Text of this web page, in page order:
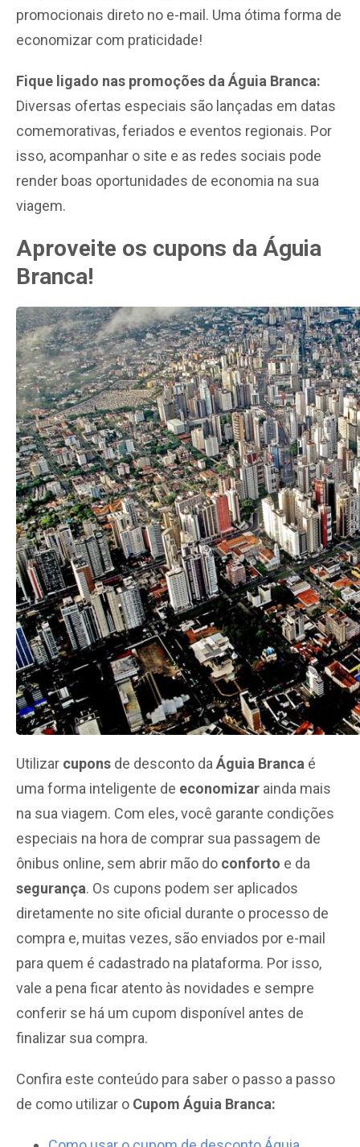
promocionais direto no e-mail. Uma ótima forma de
economizar com praticidade!
Fique ligado nas promoções da Águia Branca:
Diversas ofertas especiais são lançadas em datas
comemorativas, feriados e eventos regionais. Por
isso, acompanhar o site e as redes sociais pode
render boas oportunidades de economia na sua
viagem.
Aproveite os cupons da Águia
Branca!
Utilizar cupons de desconto daÁguia Branca é
uma forma inteligente de economizar ainda mais
na sua viagem. Com eles, você garante condições
especiais na hora de comprar sua passagem de
ônibus online, sem abrir mão do conforto e da
segurança. Os cupons podem ser aplicados
diretamente no site oficial durante o processo de
compra e, muitas vezes, são enviados por e-mail
para quem é cadastrado na plataforma. Por isso,
vale a pena ficar atento às novidades e sempre
conferir se há um cupom disponível antes de
finalizar sua compra.
Confira este conteúdo para saber o passo a passo
de como utilizar o Cupom Águia Branca: